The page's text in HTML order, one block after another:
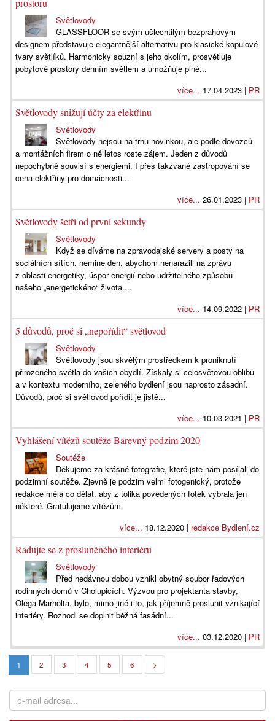
prostoru
Světlovody
GLASSFLOOR se svým ušlechtilým bezprahovým
designem představuje elegantnější alternativu pro klasické kopulové
tvary světlíků. Harmonicky souzní s jeho okolím, prosvětluje
pobytové prostory denním světlem a umožňuje plné...
více... 17.04.2023 | PR
Světlovody snižují účty za elektřinu
Světlovody
Světlovody nejsou na trhu novinkou, ale podle dovozců
a montážních firem o ně letos roste zájem. Jeden z důvodů
nepochybně souvisí s energiemi. I přes takzvané zastropování se
cena elektřiny pro domácnosti...
více... 26.01.2023 | PR
Světlovody šetří od první sekundy
Světlovody
Když se díváme na zpravodajské servery a posty na
sociálních sítích, nemine den, abychom nenarazili na zprávu
z oblasti energetiky, úspor energií nebo udržitelného způsobu
našeho „energetického“ života....
více... 14.09.2022 | PR
5 důvodů, proč si „nepořídit“ světlovod
Světlovody
Světlovody jsou skvělým prostředkem k proniknutí
přirozeného světla do vašich obydlí. Získaly si celosvětovou oblibu
a v kontextu moderního, zeleného bydlení jsou naprosto zásadní.
Důvodů, proč si světlovod pořídit je jistě...
více... 10.03.2021 | PR
Vyhlášení vítězů soutěže Barevný podzim 2020
Soutěže
Děkujeme za krásné fotografie, které jste nám posílali do
podzimní soutěže. Zjevně je podzim velmi fotogenický, protože
redakce měla co dělat, aby z tolika povedených fotek vybrala jen
některé. Gratulujeme vítězům.
více... 18.12.2020 | redakce Bydlení.cz
Radujte se z prosluněného interiéru
Světlovody
Před nedávnou dobou vznikl obytný soubor řadových
rodinných domů v Cholupicích. Výzvou pro projektanta stavby,
Olega Marholta, bylo, mimo jiné i to, jak příjemně proslunit vznikající
interiéry. Rozhodl se doplnit běžná fasádní...
více... 03.12.2020 | PR
1 2 3 4 5 6 >